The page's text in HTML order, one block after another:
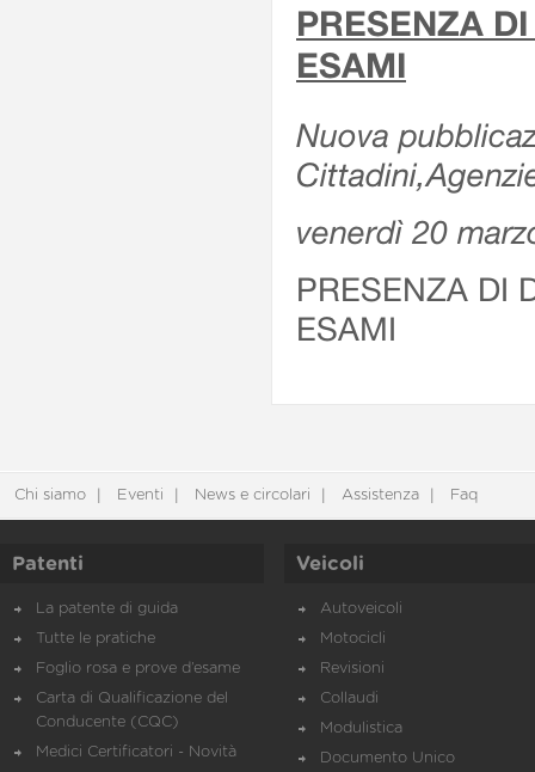
PRESENZA
ESAMI
Nuova
venerdì 20
PRESENZA DI
ESAMI
Chi siamo Eventi News e circolari Assistenza Faq
Patenti
La patente di guida
Tutte le pratiche
Foglio rosa e prove d’esame
Carta di Qualificazione del
Conducente (CQC)
Medici Certificatori - Novità
Veicoli
Autoveicoli
Motocicli
Revisioni
Collaudi
Modulistica
Documento Unico